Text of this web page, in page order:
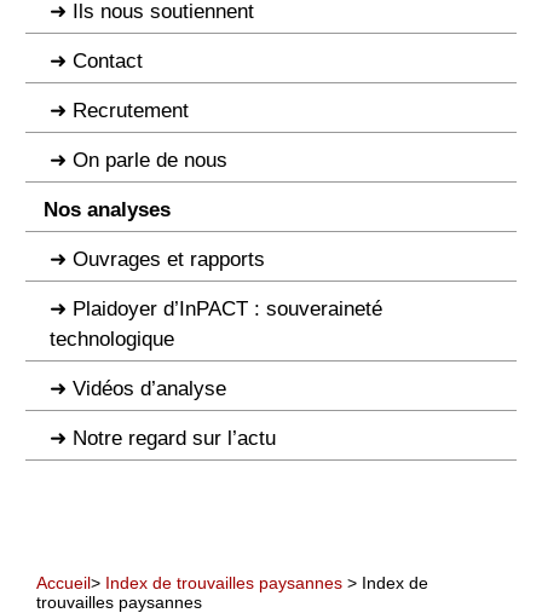
Ils nous soutiennent
Contact
Recrutement
On parle de nous
Nos analyses
Ouvrages et rapports
Plaidoyer d’InPACT : souveraineté
technologique
Vidéos d’analyse
Notre regard sur l’actu
Accueil> Index de trouvailles paysannes > Index de
trouvailles paysannes